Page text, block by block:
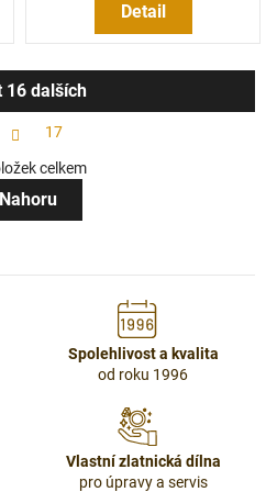
Detail
v
l
á
c
16 dalších
t
r
á
n
17
celkem
Nahoru
Spolehlivost a kvalita
od roku 1996
Vlastní zlatnická dílna
pro úpravy a servis